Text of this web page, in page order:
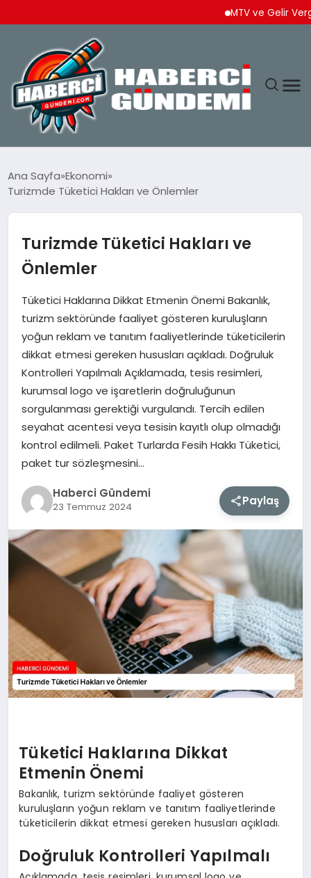
MTV ve Gelir Vergisi
SPOR
EKONOMI
DÜNYA
MAGAZIN
EĞITIM
SAĞLIK
TEKNOLOJI
Ana Sayfa Ekonomi
Turizmde Tüketici Hakları ve Önlemler
Turizmde Tüketici Hakları ve
Önlemler
Tüketici Haklarına Dikkat Etmenin Önemi Bakanlık,
turizm sektöründe faaliyet gösteren kuruluşların
yoğun reklam ve tanıtım faaliyetlerinde tüketicilerin
dikkat etmesi gereken hususları açıkladı. Doğruluk
Kontrolleri Yapılmalı Açıklamada, tesis resimleri,
kurumsal logo ve işaretlerin doğruluğunun
sorgulanması gerektiği vurgulandı. Tercih edilen
seyahat acentesi veya tesisin kayıtlı olup olmadığı
kontrol edilmeli. Paket Turlarda Fesih Hakkı Tüketici,
paket tur sözleşmesini…
Haberci Gündemi
23 Temmuz 2024 Paylaş
Tüketici Haklarına Dikkat
Etmenin Önemi
Bakanlık, turizm sektöründe faaliyet gösteren
kuruluşların yoğun reklam ve tanıtım faaliyetlerinde
tüketicilerin dikkat etmesi gereken hususları açıkladı.
Doğruluk Kontrolleri Yapılmalı